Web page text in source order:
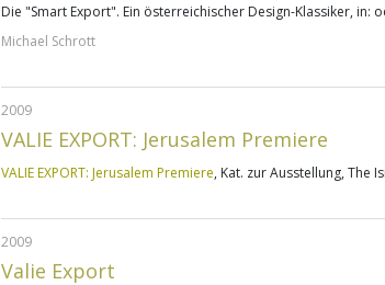
Die "Smart Export". Ein österreichischer Design-Klassiker, in:
Michael Schrott
2009
VALIE EXPORT: Jerusalem Premiere
VALIE EXPORT: Jerusalem Premiere, Kat. zur Ausstellung, The
2009
Valie Export